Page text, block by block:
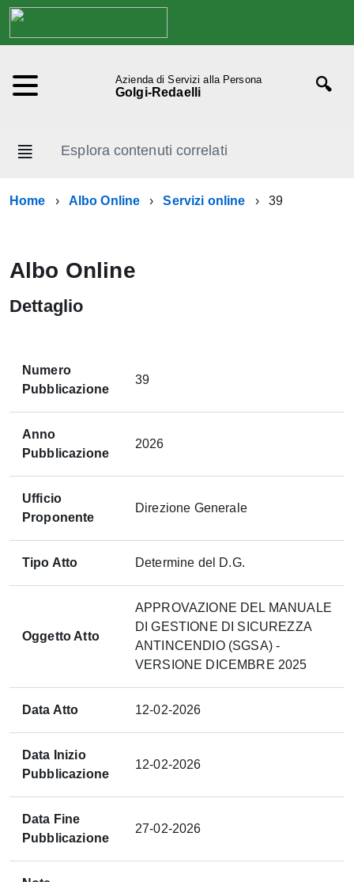
Azienda di Servizi alla Persona
Golgi-Redaelli
Esplora contenuti correlati
Home Albo Online Servizi online 39
Albo Online
Dettaglio
Numero
Pubblicazione
39
Anno
Pubblicazione
2026
Ufficio
Proponente
Direzione Generale
Tipo Atto Determine del D.G.
Oggetto Atto
APPROVAZIONE DEL MANUALE
DI GESTIONE DI SICUREZZA
ANTINCENDIO (SGSA) -
VERSIONE DICEMBRE 2025
Data Atto 12-02-2026
Data Inizio
Pubblicazione
12-02-2026
Data Fine
Pubblicazione
27-02-2026